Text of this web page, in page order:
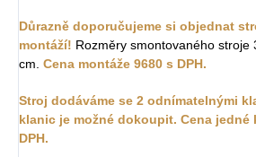
Důrazně doporučujeme si objednat
montáží! Rozměry smontovaného stroje
cm. Cena montáže 9680 s DPH.
Stroj dodáváme se 2 odnímatelnými
klanic je možné dokoupit. Cena jedné
DPH.